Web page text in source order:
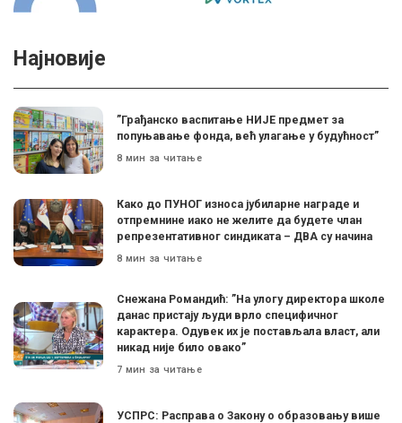
Најновије
”Грађанско васпитање НИЈЕ предмет за
попуњавање фонда, већ улагање у будућност”
8 мин за читање
Како до ПУНОГ износа јубиларне награде и
отпремнине иако не желите да будете члан
репрезентативног синдиката – ДВА су начина
8 мин за читање
Снежана Романдић: ”На улогу директора школе
данас пристају људи врло специфичног
карактера. Одувек их је постављала власт, али
никад није било овако”
7 мин за читање
УСПРС: Расправа о Закону о образовању више